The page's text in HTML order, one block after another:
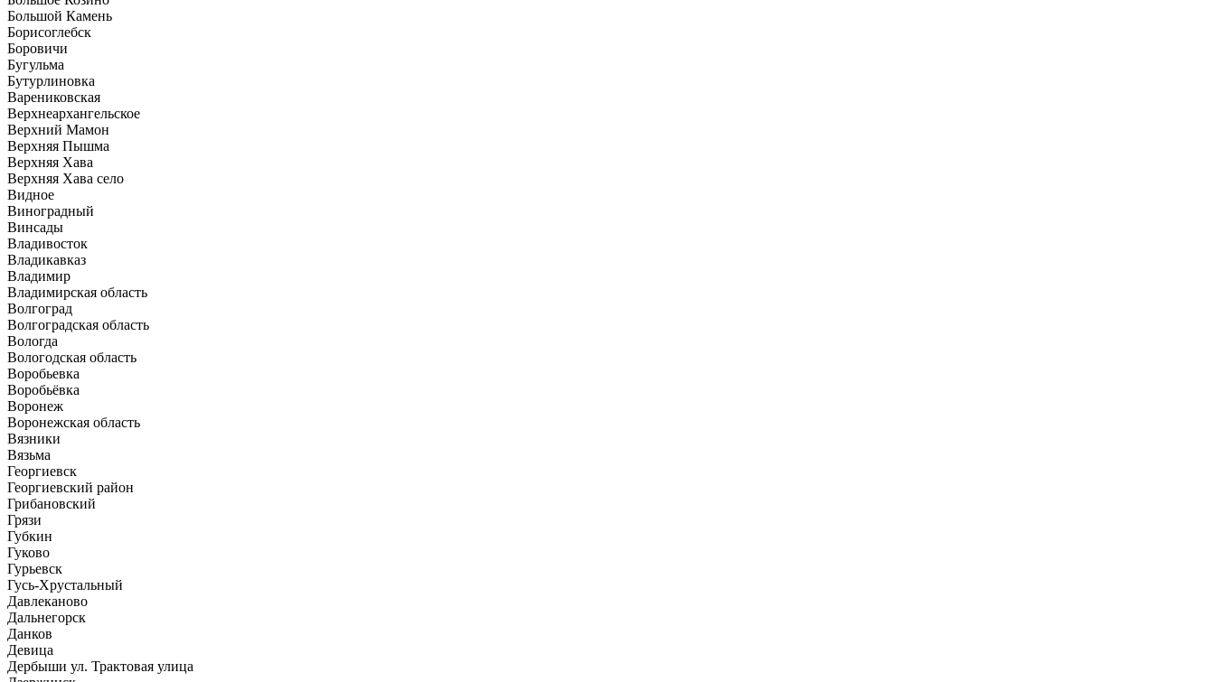
Большой Камень
Борисоглебск
Боровичи
Бугульма
Бутурлиновка
Варениковская
Верхнеархангельское
Верхний Мамон
Верхняя Пышма
Верхняя Хава
Верхняя Хава село
Видное
Виноградный
Винсады
Владивосток
Владикавказ
Владимир
Владимирская область
Волгоград
Волгоградская область
Вологда
Вологодская область
Воробьевка
Воробьёвка
Воронеж
Воронежская область
Вязники
Вязьма
Георгиевск
Георгиевский район
Грибановский
Грязи
Губкин
Гуково
Гурьевск
Гусь-Хрустальный
Давлеканово
Дальнегорск
Данков
Девица
Дербыши ул. ​Трактовая улица